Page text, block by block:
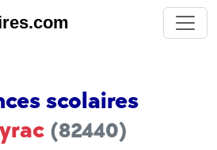
scolaires
(82440)